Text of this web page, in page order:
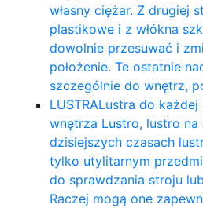
własny ciężar. Z drugiej
plastikowe i z włókna
dowolnie przesuwać i
położenie. Te ostatnie
szczególnie do wnętrz,
LUSTRALustra do każdej
wnętrza Lustro, lustro na
dzisiejszych czasach
tylko utylitarnym
do sprawdzania stroju
Raczej mogą one